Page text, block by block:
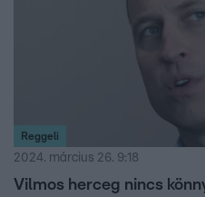
Reggeli
2024. március 26. 9:18
Vilmos herceg nincs